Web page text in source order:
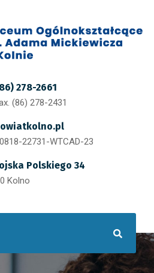
278-2661
(86) 278-2431
22731-WTCAD-23
Polskiego 34
Kolno